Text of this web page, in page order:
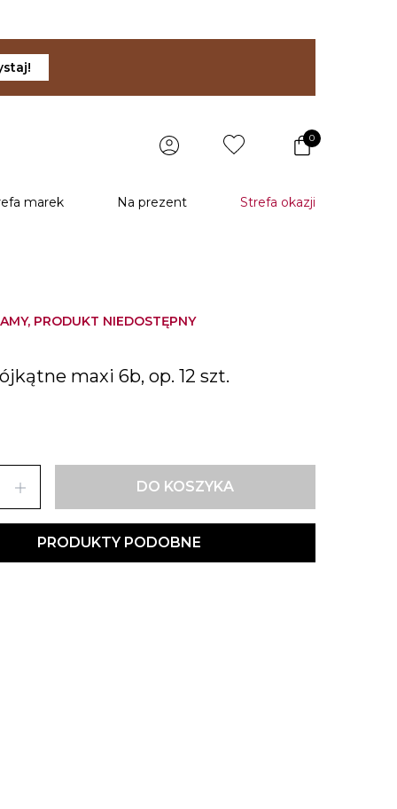
0
marek Na prezent Strefa okazji
PRODUKT NIEDOSTĘPNY
maxi 6b, op. 12 szt.
add DO KOSZYKA
PRODUKTY PODOBNE